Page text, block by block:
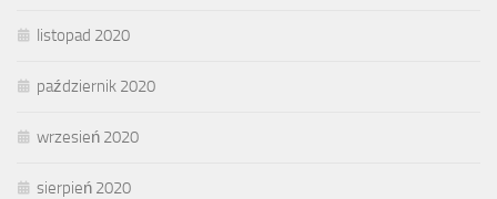
listopad 2020
październik 2020
wrzesień 2020
sierpień 2020